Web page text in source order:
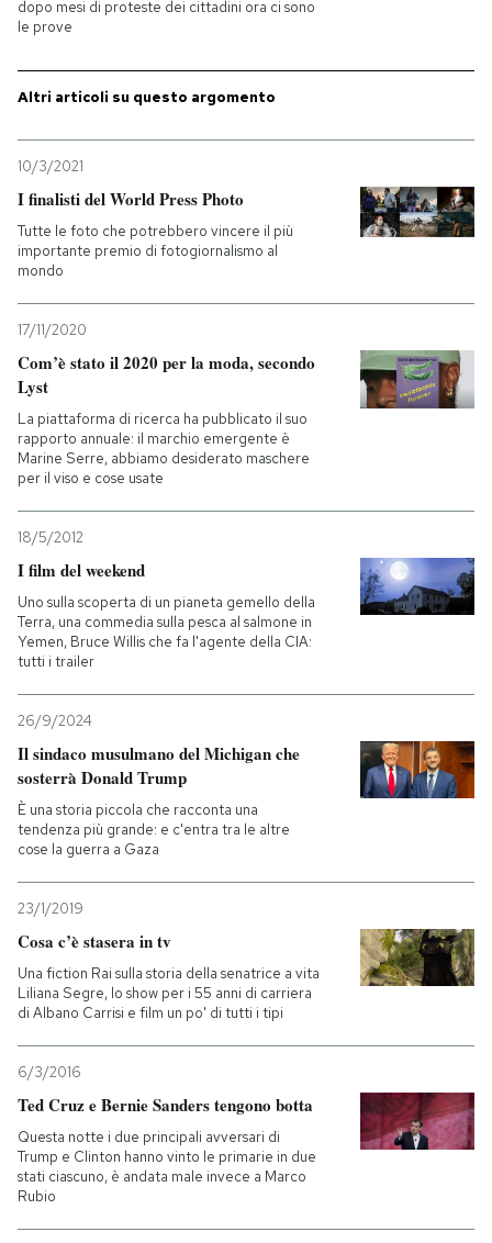
dopo mesi di proteste dei cittadini ora ci sono
le prove
Altri articoli su questo argomento
10/3/2021
I finalisti del World Press Photo
Tutte le foto che potrebbero vincere il più
importante premio di fotogiornalismo al
mondo
17/11/2020
Com’è stato il 2020 per la moda, secondo
Lyst
La piattaforma di ricerca ha pubblicato il suo
rapporto annuale: il marchio emergente è
Marine Serre, abbiamo desiderato maschere
per il viso e cose usate
18/5/2012
I film del weekend
Uno sulla scoperta di un pianeta gemello della
Terra, una commedia sulla pesca al salmone in
Yemen, Bruce Willis che fa l'agente della CIA:
tutti i trailer
26/9/2024
Il sindaco musulmano del Michigan che
sosterrà Donald Trump
È una storia piccola che racconta una
tendenza più grande: e c'entra tra le altre
cose la guerra a Gaza
23/1/2019
Cosa c’è stasera in tv
Una fiction Rai sulla storia della senatrice a vita
Liliana Segre, lo show per i 55 anni di carriera
di Albano Carrisi e film un po' di tutti i tipi
6/3/2016
Ted Cruz e Bernie Sanders tengono botta
Questa notte i due principali avversari di
Trump e Clinton hanno vinto le primarie in due
stati ciascuno, è andata male invece a Marco
Rubio